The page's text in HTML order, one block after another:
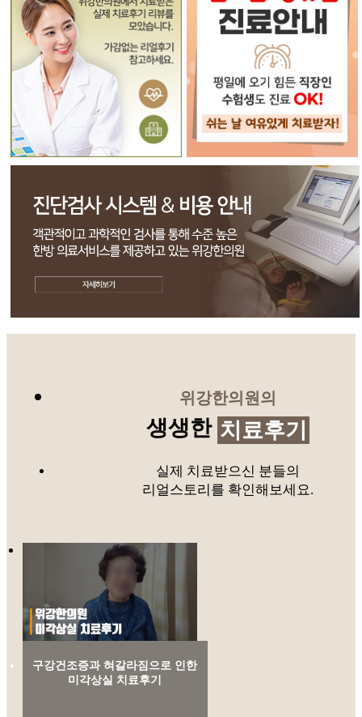
위강한의원의
생생한 치료후기
실제 치료받으신 분들의
리얼스토리를 확인해보세요.
구강건조증과 혀갈라짐으로 인한
미각상실 치료후기